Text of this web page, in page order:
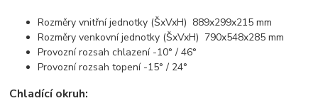
Rozměry vnitřní jednotky (ŠxVxH) 889x299x215 mm
Rozměry venkovní jednotky (ŠxVxH) 790x548x285 mm
Provozní rozsah chlazení -10° / 46°
Provozní rozsah topení -15° / 24°
Chladící okruh: